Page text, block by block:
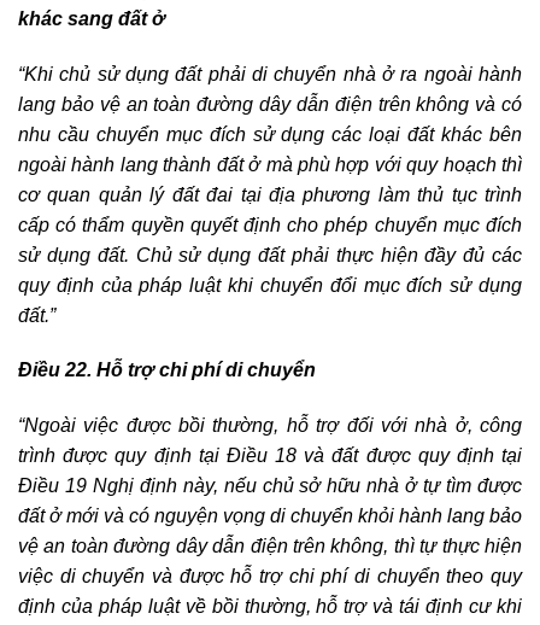
khác sang đất ở
“Khi chủ sử dụng đất phải di chuyển nhà ở ra ngoài hành
lang bảo vệ an toàn đường dây dẫn điện trên không và có
nhu cầu chuyển mục đích sử dụng các loại đất khác bên
ngoài hành lang thành đất ở mà phù hợp với quy hoạch thì
cơ quan quản lý đất đai tại địa phương làm thủ tục trình
cấp có thẩm quyền quyết định cho phép chuyển mục đích
sử dụng đất. Chủ sử dụng đất phải thực hiện đầy đủ các
quy định của pháp luật khi chuyển đổi mục đích sử dụng
đất.”
Điều 22. Hỗ trợ chi phí di chuyển
“Ngoài việc được bồi thường, hỗ trợ đối với nhà ở, công
trình được quy định tại Điều 18 và đất được quy định tại
Điều 19 Nghị định này, nếu chủ sở hữu nhà ở tự tìm được
đất ở mới và có nguyện vọng di chuyển khỏi hành lang bảo
vệ an toàn đường dây dẫn điện trên không, thì tự thực hiện
việc di chuyển và được hỗ trợ chi phí di chuyển theo quy
định của pháp luật về bồi thường, hỗ trợ và tái định cư khi